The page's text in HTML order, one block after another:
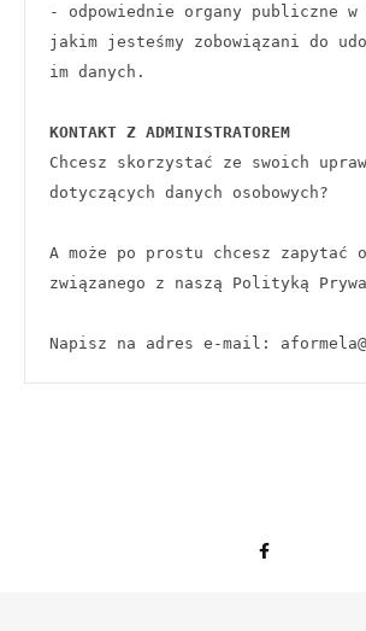
- odpowiednie organy publiczne
jakim jesteśmy zobowiązani do
im danych.
KONTAKT Z ADMINISTRATOREM
Chcesz skorzystać ze swoich
dotyczących danych osobowych?
A może po prostu chcesz zapytać
związanego z naszą Polityką
Napisz na adres e-mail: